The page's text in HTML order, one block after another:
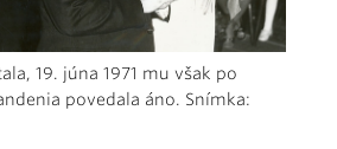
19. júna 1971 mu však po
povedala áno. Snímka: